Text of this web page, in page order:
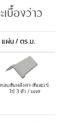
แผ่น / ตร.ม.